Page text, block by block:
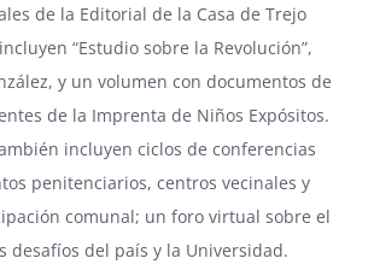
de la Editorial de la Casa de Trejo
“Estudio sobre la Revolución”,
, y un volumen con documentos de
de la Imprenta de Niños Expósitos.
incluyen ciclos de conferencias
penitenciarios, centros vecinales y
comunal; un foro virtual sobre el
desafíos del país y la Universidad.